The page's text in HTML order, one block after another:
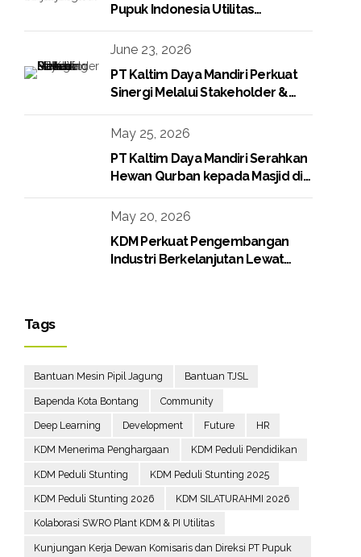
Pupuk Indonesia Utilitas
Tandatangani Perjanjian Jual Beli
Raw Condensate
June 23, 2026
PT Kaltim Daya Mandiri Perkuat
Sinergi Melalui Stakeholder &
May 25, 2026
PT Kaltim Daya Mandiri Serahkan
Hewan Qurban kepada Masjid di
May 20, 2026
KDM Perkuat Pengembangan
Industri Berkelanjutan Lewat
Tags
Bantuan Mesin Pipil Jagung Bantuan TJSL
Bapenda Kota Bontang Community
Deep Learning Development Future HR
KDM Menerima Penghargaan KDM Peduli Pendidikan
KDM Peduli Stunting KDM Peduli Stunting 2025
KDM Peduli Stunting 2026 KDM SILATURAHMI 2026
Kolaborasi SWRO Plant KDM & PI Utilitas
Kunjungan Kerja Dewan Komisaris dan Direksi PT Pupuk